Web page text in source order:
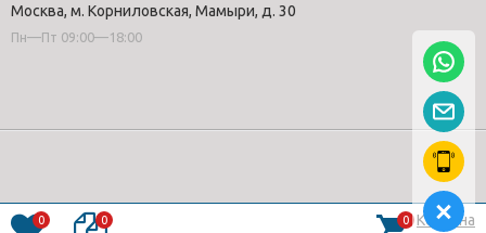
Москва, м. Корниловская, Мамыри, д. 30
Пн—Пт 09:00—18:00
0 0 0
Корзина